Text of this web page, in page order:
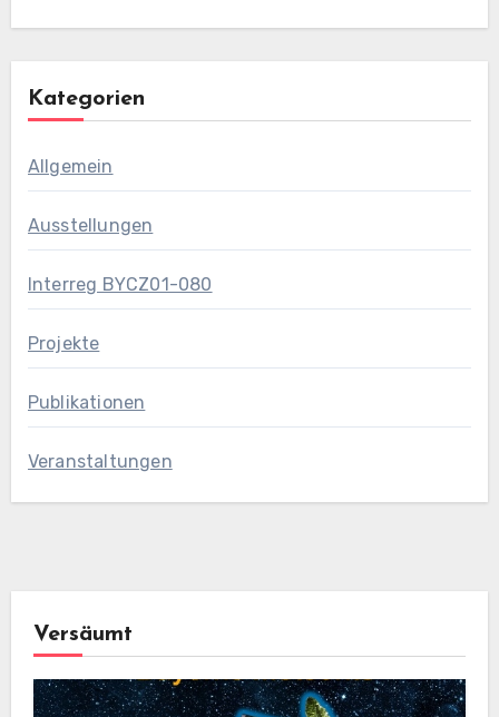
Kategorien
Allgemein
Ausstellungen
Interreg BYCZ01-080
Projekte
Publikationen
Veranstaltungen
Versäumt